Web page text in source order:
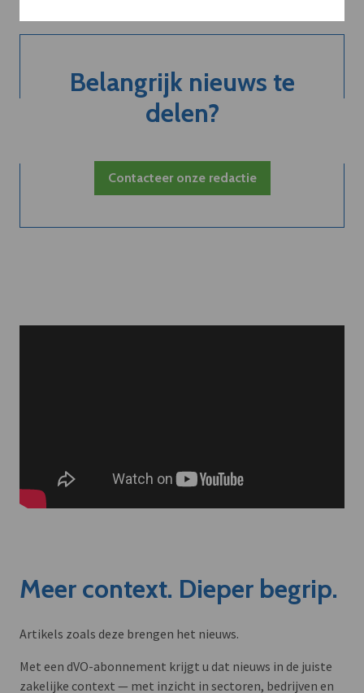
Belangrijk nieuws te
delen?
Contacteer onze redactie
Meer context. Dieper begrip.
Artikels zoals deze brengen het nieuws.
Met een dVO-abonnement krijgt u dat nieuws in de juiste
zakelijke context — met inzicht in sectoren, bedrijven en